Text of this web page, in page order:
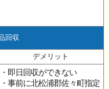
回収
デメリット
・即日回収ができない
・事前に北松浦郡佐々町指定